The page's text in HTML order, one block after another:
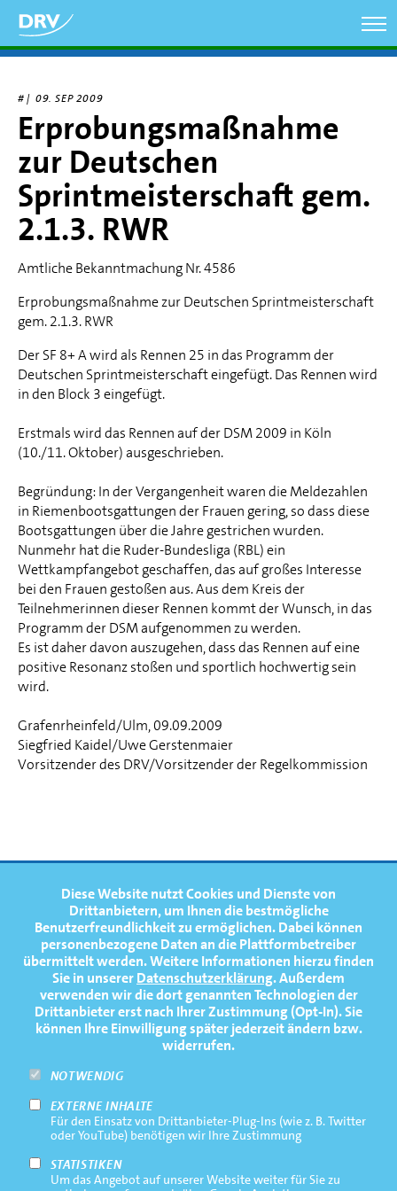
Diese Website nutzt Cookies und Dienste von
Drittanbietern, um Ihnen die bestmögliche
Benutzerfreundlichkeit zu ermöglichen.Dabei können
personenbezogene Daten an die Plattformbetreiber
übermittelt werden. Weitere Informationen hierzu finden
Sie in unsererDatenschutzerklärung. Außerdem
verwenden wir die dort genannten Technologien der
Drittanbieter erst nach Ihrer Zustimmung (Opt-In). Sie
können Ihre Einwilligung später jederzeit ändern bzw.
widerrufen.
NOTWENDIG
EXTERNE INHALTE
Für den Einsatz von Drittanbieter-Plug-Ins (wie z. B. Twitter
oder YouTube) benötigen wir Ihre Zustimmung
STATISTIKEN
Um das Angebot auf unserer Website weiter für Sie zu
zum
Inhalt
# | 09. SEP 2009
Erprobungsmaßnahme
zur Deutschen
Sprintmeisterschaft gem.
2.1.3. RWR
Amtliche Bekanntmachung Nr. 4586
Erprobungsmaßnahme zur Deutschen Sprintmeisterschaft
gem. 2.1.3. RWR
Der SF 8+ A wird als Rennen 25 in das Programm der
Deutschen Sprintmeisterschaft eingefügt. Das Rennen wird
in den Block 3 eingefügt.
Erstmals wird das Rennen auf der DSM 2009 in Köln
(10./11. Oktober) ausgeschrieben.
Begründung: In der Vergangenheit waren die Meldezahlen
in Riemenbootsgattungen der Frauen gering, so dass diese
Bootsgattungen über die Jahre gestrichen wurden.
Nunmehr hat die Ruder-Bundesliga (RBL) ein
Wettkampfangebot geschaffen, das auf großes Interesse
bei den Frauen gestoßen aus. Aus dem Kreis der
Teilnehmerinnen dieser Rennen kommt der Wunsch, in das
Programm der DSM aufgenommen zu werden.
Es ist daher davon auszugehen, dass das Rennen auf eine
positive Resonanz stoßen und sportlich hochwertig sein
wird.
Grafenrheinfeld/Ulm, 09.09.2009
Siegfried Kaidel/Uwe Gerstenmaier
Vorsitzender des DRV/Vorsitzender der Regelkommission
FOOTERNAVIGATION
NEWS
TERMINE
MEDIATHEK
PRESSE
FAQ
NEWSLETTER
Footernavigation
Bottom
Impressum
Datenschutz